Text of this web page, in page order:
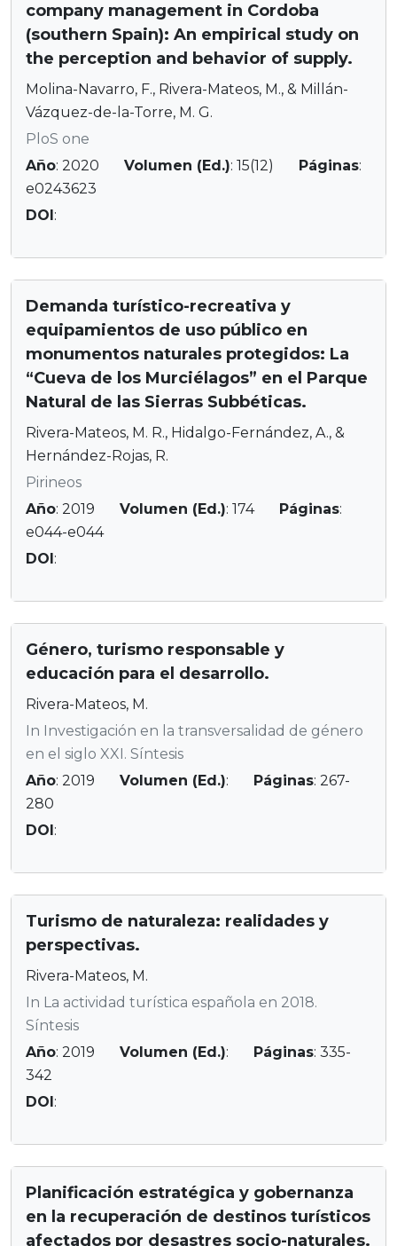
company management in Cordoba
(southern Spain): An empirical study on
the perception and behavior of supply.
Molina-Navarro, F., Rivera-Mateos, M., & Millán-
Vázquez-de-la-Torre, M. G.
PloS one
Año: 2020 Volumen (Ed.): 15(12) Páginas:
e0243623
DOI:
Demanda turístico-recreativa y
equipamientos de uso público en
monumentos naturales protegidos: La
“Cueva de los Murciélagos” en el Parque
Natural de las Sierras Subbéticas.
Rivera-Mateos, M. R., Hidalgo-Fernández, A., &
Hernández-Rojas, R.
Pirineos
Año: 2019 Volumen (Ed.): 174 Páginas:
e044-e044
DOI:
Género, turismo responsable y
educación para el desarrollo.
Rivera-Mateos, M.
In Investigación en la transversalidad de género
en el siglo XXI. Síntesis
Año: 2019 Volumen (Ed.): Páginas: 267-
280
DOI:
Turismo de naturaleza: realidades y
perspectivas.
Rivera-Mateos, M.
In La actividad turística española en 2018.
Síntesis
Año: 2019 Volumen (Ed.): Páginas: 335-
342
DOI:
Planificación estratégica y gobernanza
en la recuperación de destinos turísticos
afectados por desastres socio-naturales.